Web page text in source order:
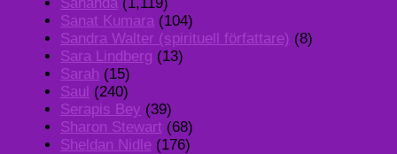
Sanat Kumara (104)
Sandra Walter (spirituell författare) (8)
Sara Lindberg (13)
Sarah (15)
Saul (240)
Serapis Bey (39)
Sharon Stewart (68)
Sheldan Nidle (176)